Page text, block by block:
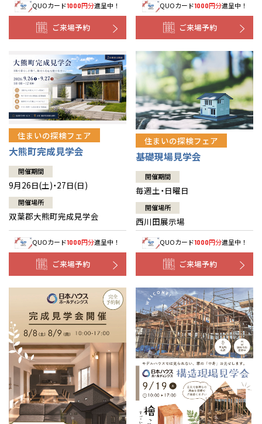
QUOカード1000円分進呈中！
ご来場予約
QUOカード1000円分進呈中！
ご来場予約
住まいの探検フェア
大熊町完成見学会
開催期間
9月26日(土)・27日(日)
開催場所
双葉郡大熊町完成見学会
QUOカード1000円分進呈中！
ご来場予約
住まいの探検フェア
基礎現場見学会
開催期間
毎週土・日曜日
開催場所
西川田展示場
QUOカード1000円分進呈中！
ご来場予約